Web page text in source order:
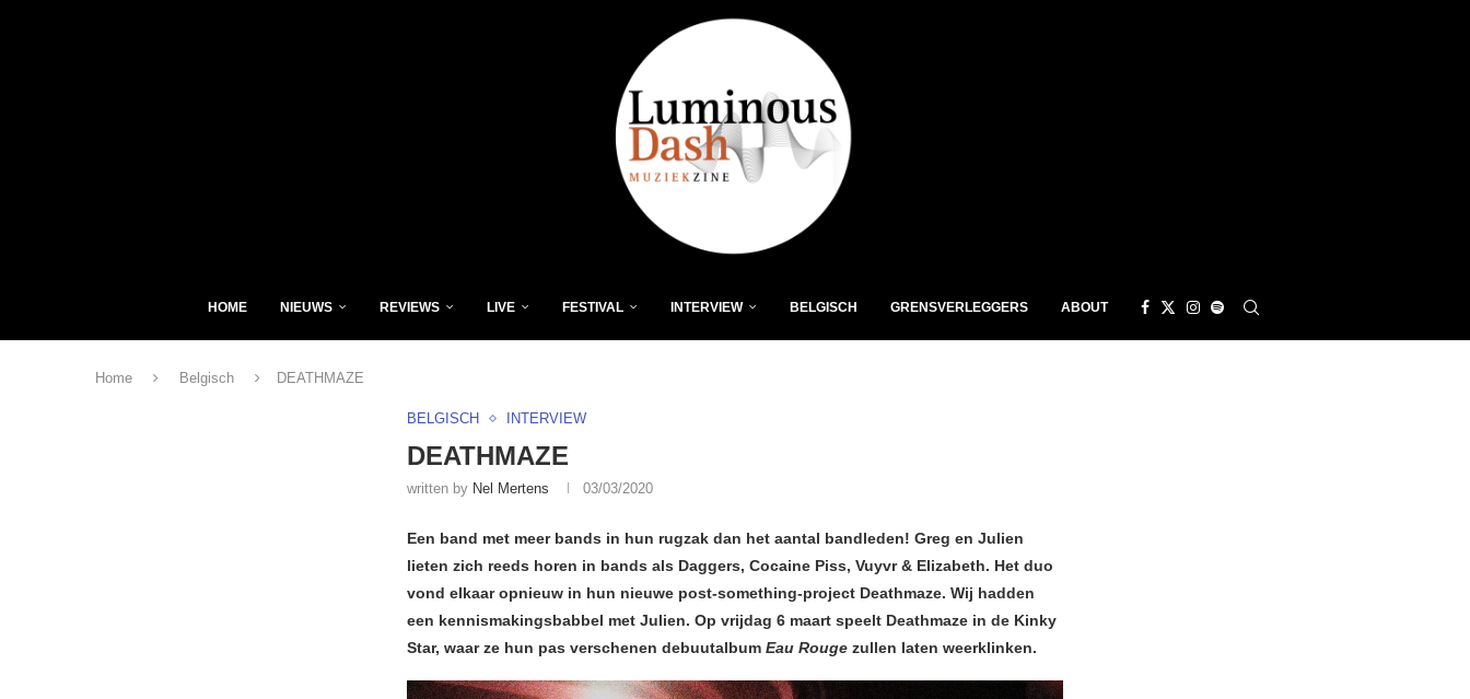
HOME NIEUWS REVIEWS LIVE FESTIVAL INTERVIEW BELGISCH GRENSVERLEGGERS ABOUT
Home Belgisch DEATHMAZE
BELGISCH INTERVIEW
DEATHMAZE
written by Nel Mertens 03/03/2020
Een band met meer bands in hun rugzak dan het aantal bandleden! Greg en Julien
lieten zich reeds horen in bands als Daggers, Cocaine Piss, Vuyvr & Elizabeth. Het duo
vond elkaar opnieuw in hun nieuwe post-something-project Deathmaze. Wij hadden
een kennismakingsbabbel met Julien. Op vrijdag 6 maart speelt Deathmaze in de Kinky
Star, waar ze hun pas verschenen debuutalbum Eau Rouge zullen laten weerklinken.